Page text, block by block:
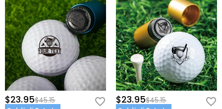
$23.95$45.15
$23.95$45.15